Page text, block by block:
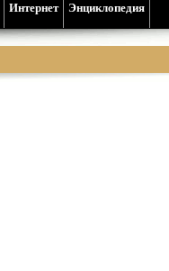
Интернет Энциклопедия